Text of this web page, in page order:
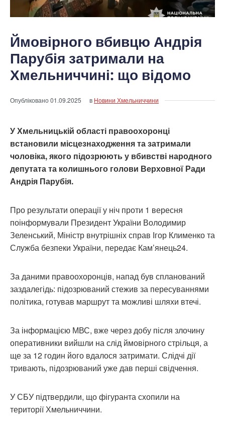
Ймовірного вбивцю Андрія
Парубія затримали на
Хмельниччині: що відомо
Опубліковано01.09.2025 в Новини Хмельниччини
У Хмельницькій області правоохоронці
встановили місцезнаходження та затримали
чоловіка, якого підозрюють у вбивстві народного
депутата та колишнього голови Верховної Ради
Андрія Парубія.
Про результати операції у ніч проти 1 вересня
поінформували Президент України Володимир
Зеленський, Міністр внутрішніх справ Ігор Клименко та
Служба безпеки України, передає Кам’янець24.
За даними правоохоронців, напад був спланований
заздалегідь: підозрюваний стежив за пересуваннями
політика, готував маршрут та можливі шляхи втечі.
За інформацією МВС, вже через добу після злочину
оперативники вийшли на слід ймовірного стрільця, а
ще за 12 годин його вдалося затримати. Слідчі дії
тривають, підозрюваний уже дав перші свідчення.
У СБУ підтвердили, що фігуранта схопили на
території Хмельниччини.